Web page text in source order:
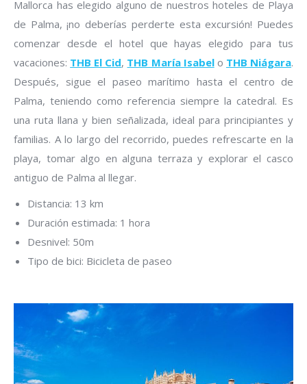
Mallorca has elegido alguno de nuestros hoteles de Playa
de Palma, ¡no deberías perderte esta excursión! Puedes
comenzar desde el hotel que hayas elegido para tus
vacaciones: THB El Cid, THB María Isabelo THB Niágara.
Después, sigue el paseo marítimo hasta el centro de
Palma, teniendo como referencia siempre la catedral. Es
una ruta llana y bien señalizada, ideal para principiantes y
familias. A lo largo del recorrido, puedes refrescarte en la
playa, tomar algo en alguna terraza y explorar el casco
antiguo de Palma al llegar.
Distancia: 13 km
Duración estimada: 1 hora
Desnivel: 50m
Tipo de bici: Bicicleta de paseo